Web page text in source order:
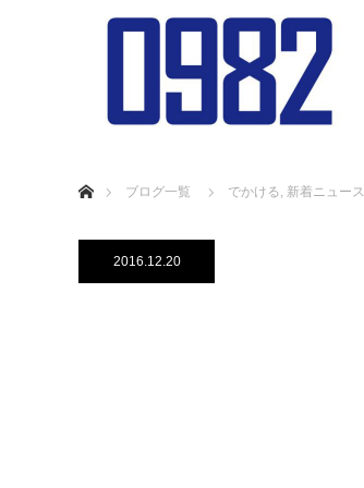
ブログ一覧
でかける, 新着ニュース
2016.12.20